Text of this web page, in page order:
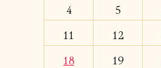
4
5
11
12
18
19